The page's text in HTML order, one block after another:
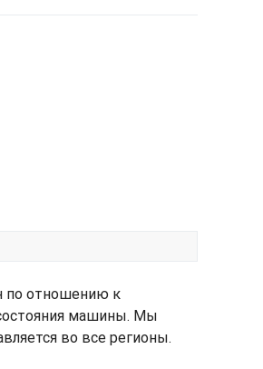
по отношению к
машины. Мы
во все регионы.